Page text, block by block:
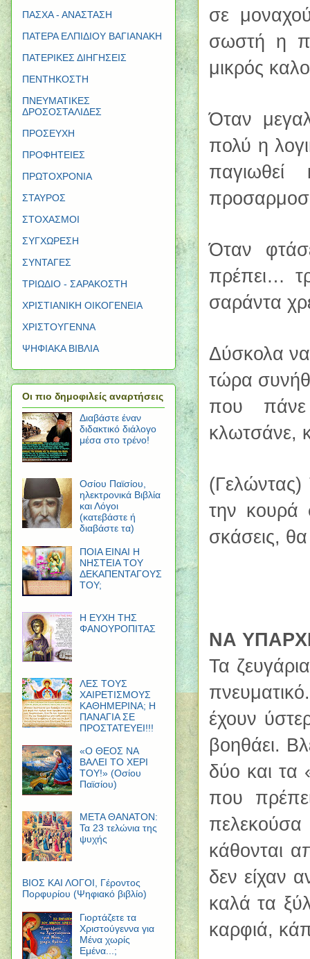
σε
σωστή η
μικρός
Όταν
πολύ η
Όταν
πρέπει…
σαράντα
Δύσκολα
τώρα
που πάνε
κλωτσάνε,
την κουρά
σκάσεις,
ΝΑ
Τα
έχουν
βοηθάει.
δύο και τα
που
κάθονται
δεν είχαν
καλά τα
καρφιά,
ΠΑΣΧΑ - ΑΝΑΣΤΑΣΗ
ΠΑΤΕΡΑ ΕΛΠΙΔΙΟΥ ΒΑΓΙΑΝΑΚΗ
ΠΑΤΕΡΙΚΕΣ ΔΙΗΓΗΣΕΙΣ
ΠΕΝΤΗΚΟΣΤΗ
ΠΝΕΥΜΑΤΙΚΕΣ
ΔΡΟΣΟΣΤΑΛΙΔΕΣ
ΠΡΟΣΕΥΧΗ
ΠΡΟΦΗΤΕΙΕΣ
ΠΡΩΤΟΧΡΟΝΙΑ
ΣΤΑΥΡΟΣ
ΣΤΟΧΑΣΜΟΙ
ΣΥΓΧΩΡΕΣΗ
ΣΥΝΤΑΓΕΣ
ΤΡΙΩΔΙΟ - ΣΑΡΑΚΟΣΤΗ
ΧΡΙΣΤΙΑΝΙΚΗ ΟΙΚΟΓΕΝΕΙΑ
ΧΡΙΣΤΟΥΓΕΝΝΑ
ΨΗΦΙΑΚΑ ΒΙΒΛΙΑ
Οι πιο δημοφιλείς αναρτήσεις
Διαβάστε έναν
διδακτικό διάλογο
μέσα στο τρένο!
Οσίου Παϊσίου,
ηλεκτρονικά Βιβλία
και Λόγοι
(κατεβάστε ή
διαβάστε τα)
ΠΟΙΑ ΕΙΝΑΙ Η
ΝΗΣΤΕΙΑ ΤΟΥ
ΔΕΚΑΠΕΝΤΑΓΟΥΣ
ΤΟΥ;
Η ΕΥΧΗ ΤΗΣ
ΦΑΝΟΥΡΟΠΙΤΑΣ
ΛΕΣ ΤΟΥΣ
ΧΑΙΡΕΤΙΣΜΟΥΣ
ΚΑΘΗΜΕΡΙΝΑ; Η
ΠΑΝΑΓΙΑ ΣΕ
ΠΡΟΣΤΑΤΕΥΕΙ!!!
«Ο ΘΕΟΣ ΝΑ
ΒΑΛΕΙ ΤΟ ΧΕΡΙ
ΤΟΥ!» (Οσίου
Παϊσίου)
ΜΕΤΑ ΘΑΝΑΤΟΝ:
Τα 23 τελώνια της
ψυχής
ΒΙΟΣ ΚΑΙ ΛΟΓΟΙ, Γέροντος
Πορφυρίου (Ψηφιακό βιβλίο)
Γιορτάζετε τα
Χριστούγεννα για
Μένα χωρίς
Εμένα...;